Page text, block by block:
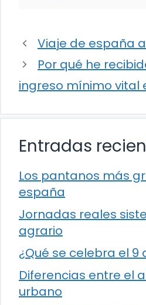
Viaje de españa
Por qué he
ingreso mínimo vital
Entradas
Los pantanos más
españa
Jornadas reales
agrario
¿Qué se celebra el 9
Diferencias entre el
urbano